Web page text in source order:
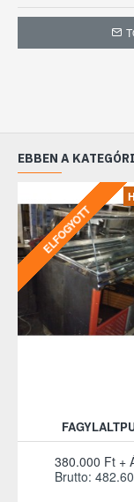
Hűtőközeg: R290
Hűtéstartomány:
EBBEN A
ELFOGYOTT
380.000 Ft +
Brutto: